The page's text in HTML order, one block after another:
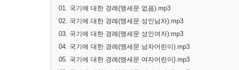
01. 국기에 대한 경례(맹세문 없음).mp3
02. 국기에 대한 경례(맹세문 성인남자).mp3
03. 국기에 대한 경례(맹세문 성인여자).mp3
04. 국기에 대한 경례(맹세문 남자어린이).mp3
05. 국기에 대한 경례(맹세문 여자어린이).mp3